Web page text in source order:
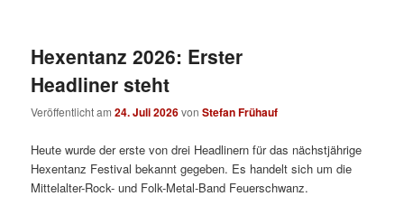
Hexentanz 2026: Erster
Headliner steht
Veröffentlicht am24. Juli 2026vonStefan Frühauf
Heute wurde der erste von drei Headlinern für das nächstjährige
Hexentanz Festival bekannt gegeben. Es handelt sich um die
Mittelalter-Rock- und Folk-Metal-Band Feuerschwanz.